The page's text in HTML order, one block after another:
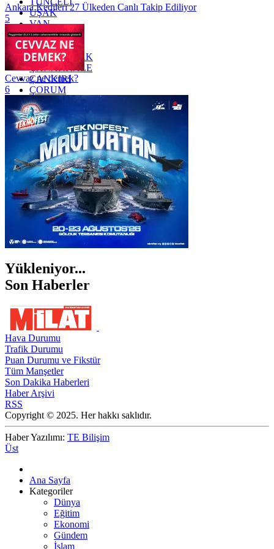
UŞAK
VAN
YALOVA
YOZGAT
ZONGULDAK
ÇANAKKALE
ÇANKIRI
ÇORUM
İSTANBUL
İZMİR
ŞANLIURFA
ŞIRNAK
Ankara Kedileri 27 Ülkeden Canlı Takip Ediliyor
5
Cevvaz ne demek?
6
Yükleniyor...
Son Haberler
Hava Durumu
Trafik Durumu
Puan Durumu ve Fikstür
Tüm Manşetler
Son Dakika Haberleri
Haber Arşivi
RSS
Copyright © 2025. Her hakkı saklıdır.
Haber Yazılımı: TE Bilişim
Üst
Ana Sayfa
Kategoriler
Dünya
Eğitim
Ekonomi
Gündem
İslam